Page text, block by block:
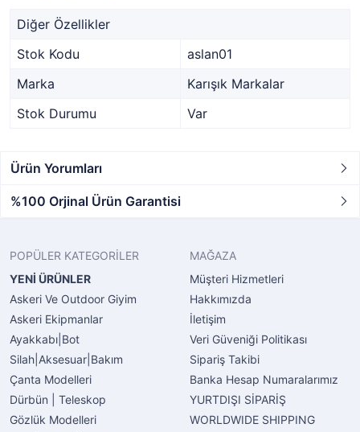
Diğer Özellikler
Stok Kodu
aslan01
Marka
Karışık Markalar
Stok Durumu
Var
Ürün Yorumları
%100 Orjinal Ürün Garantisi
POPÜLER KATEGORİLER
YENİ ÜRÜNLER
Askeri Ve Outdoor Giyim
Askeri Ekipmanlar
Ayakkabı|Bot
Silah|Aksesuar|Bakım
Çanta Modelleri
Dürbün | Teleskop
Gözlük Modelleri
MAĞAZA
Müşteri Hizmetleri
Hakkımızda
İletişim
Veri Güveniği Politikası
Sipariş Takibi
Banka Hesap Numaralarımız
YURTDIŞI SİPARİŞ
WORLDWIDE SHIPPING